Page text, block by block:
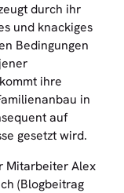
durch ihr
und knackiges
Bedingungen
ihre
in
auf
gesetzt wird.
Mitarbeiter Alex
(Blogbeitrag